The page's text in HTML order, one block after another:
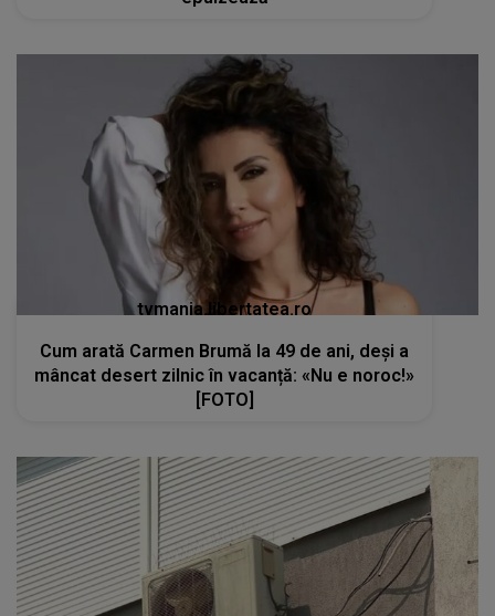
tvmania.libertatea.ro
Cum arată Carmen Brumă la 49 de ani, deși a
mâncat desert zilnic în vacanță: «Nu e noroc!»
[FOTO]